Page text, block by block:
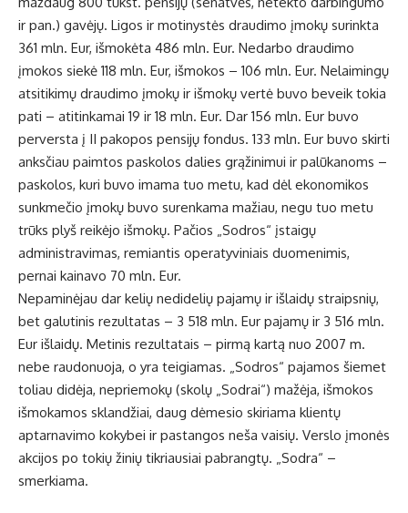
ir pan.) gavėjų. Ligos ir motinystės draudimo įmokų surinkta
361 mln. Eur, išmokėta 486 mln. Eur. Nedarbo draudimo
įmokos siekė 118 mln. Eur, išmokos – 106 mln. Eur. Nelaimingų
atsitikimų draudimo įmokų ir išmokų vertė buvo beveik tokia
pati – atitinkamai 19 ir 18 mln. Eur. Dar 156 mln. Eur buvo
perversta į II pakopos pensijų fondus. 133 mln. Eur buvo skirti
anksčiau paimtos paskolos dalies grąžinimui ir palūkanoms –
paskolos, kuri buvo imama tuo metu, kad dėl ekonomikos
sunkmečio įmokų buvo surenkama mažiau, negu tuo metu
trūks plyš reikėjo išmokų. Pačios „Sodros“ įstaigų
administravimas, remiantis operatyviniais duomenimis,
pernai kainavo 70 mln. Eur.
Nepaminėjau dar kelių nedidelių pajamų ir išlaidų straipsnių,
bet galutinis rezultatas – 3 518 mln. Eur pajamų ir 3 516 mln.
Eur išlaidų. Metinis rezultatais – pirmą kartą nuo 2007 m.
nebe raudonuoja, o yra teigiamas. „Sodros“ pajamos šiemet
toliau didėja, nepriemokų (skolų „Sodrai“) mažėja, išmokos
išmokamos sklandžiai, daug dėmesio skiriama klientų
aptarnavimo kokybei ir pastangos neša vaisių. Verslo įmonės
akcijos po tokių žinių tikriausiai pabrangtų. „Sodra“ –
smerkiama.